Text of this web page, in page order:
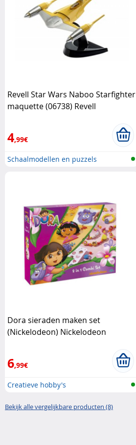
Revell Star Wars Naboo Starfighter
maquette (06738) Revell
4,99€
Schaalmodellen en puzzels
Dora sieraden maken set
(Nickelodeon) Nickelodeon
6,99€
Creatieve hobby's
Bekijk alle vergelijkbare producten (8)